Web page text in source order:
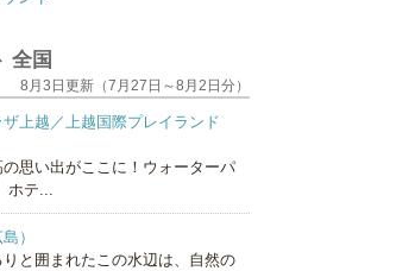
全国
8月3日更新（7月27日～8月2日分）
上越／上越国際プレイランド
思い出がここに！ウォーターパ
ホテ...
）
と囲まれたこの水辺は、自然の